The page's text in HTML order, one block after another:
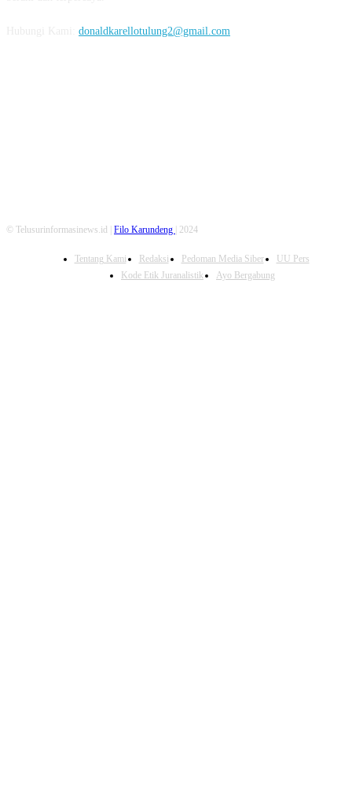
donaldkarellotulung2@gmail.com
© Telusurinformasinews.id | Filo Karundeng | 2024
Tentang Kami Redaksi Pedoman Media Siber
UU Pers
Kode Etik Juranalistik
Ayo Bergabung